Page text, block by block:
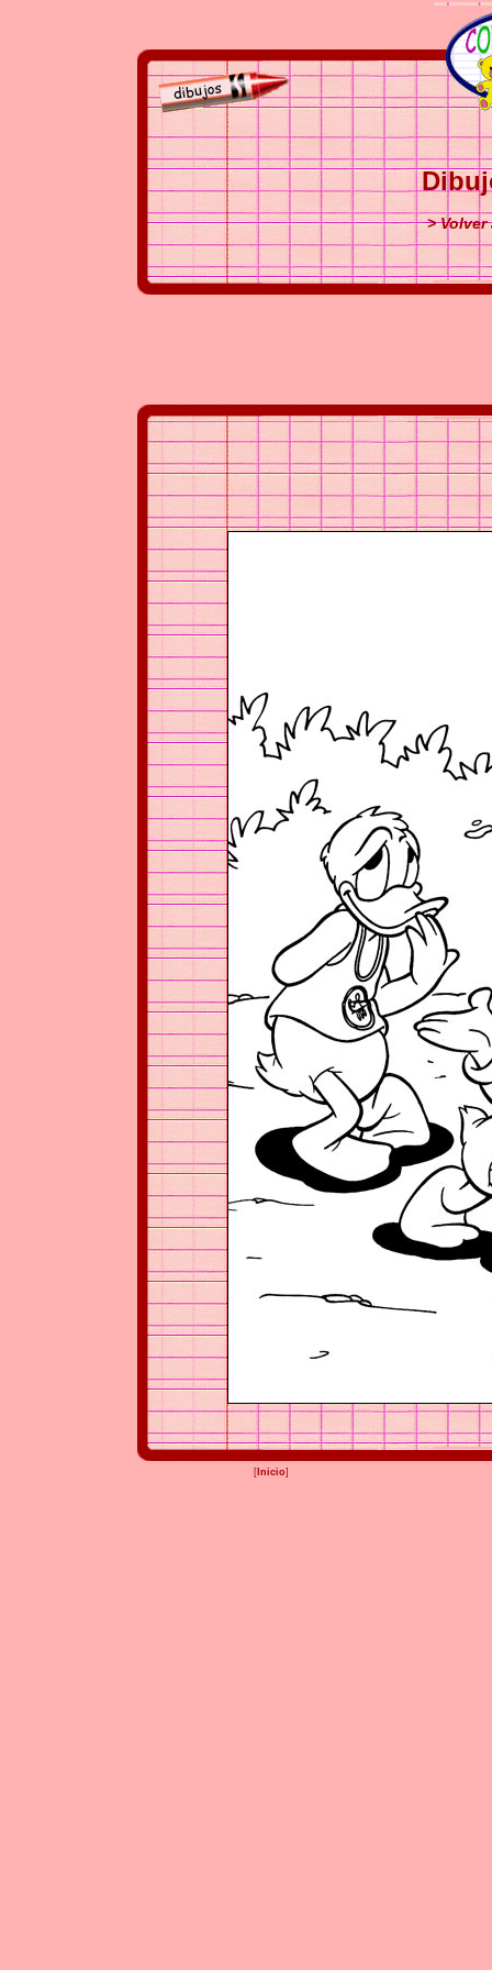
> Volver
[Inicio]